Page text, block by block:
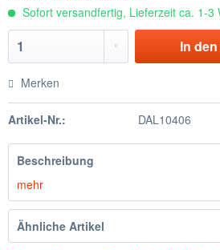
Sofort versandfertig, Lieferzeit ca. 1-3
In den
Merken
Artikel-Nr.: DAL10406
Beschreibung
mehr
Ähnliche Artikel